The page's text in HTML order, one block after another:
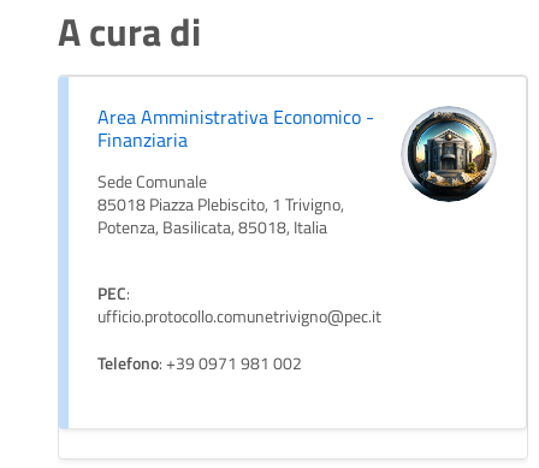
A cura di
Area Amministrativa Economico -
Finanziaria
Sede Comunale
85018 Piazza Plebiscito, 1 Trivigno,
Potenza, Basilicata, 85018, Italia
PEC:
ufficio.protocollo.comunetrivigno@pec.it
Telefono: +39 0971 981 002